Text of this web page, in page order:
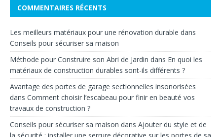
COMMENTAIRES RÉCENTS
Les meilleurs matériaux pour une rénovation durable dans
Conseils pour sécuriser sa maison
Méthode pour Construire son Abri de Jardin dans En quoi les
matériaux de construction durables sont-ils différents ?
Avantage des portes de garage sectionnelles insonorisées
dans Comment choisir l’escabeau pour finir en beauté vos
travaux de construction ?
Conseils pour sécuriser sa maison dans Ajouter du style et de